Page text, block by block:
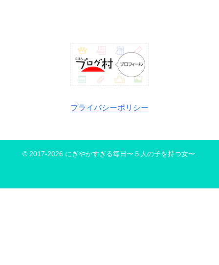
プライバシーポリシー
© 2017-2026 にぎやかすぎる毎日〜５人の子を持つ女〜.